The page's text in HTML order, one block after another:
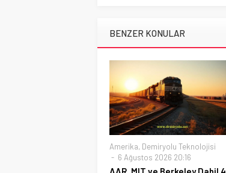
BENZER KONULAR
Amerika, Demiryolu Teknolojisi
6 Ağustos 2026 20:16